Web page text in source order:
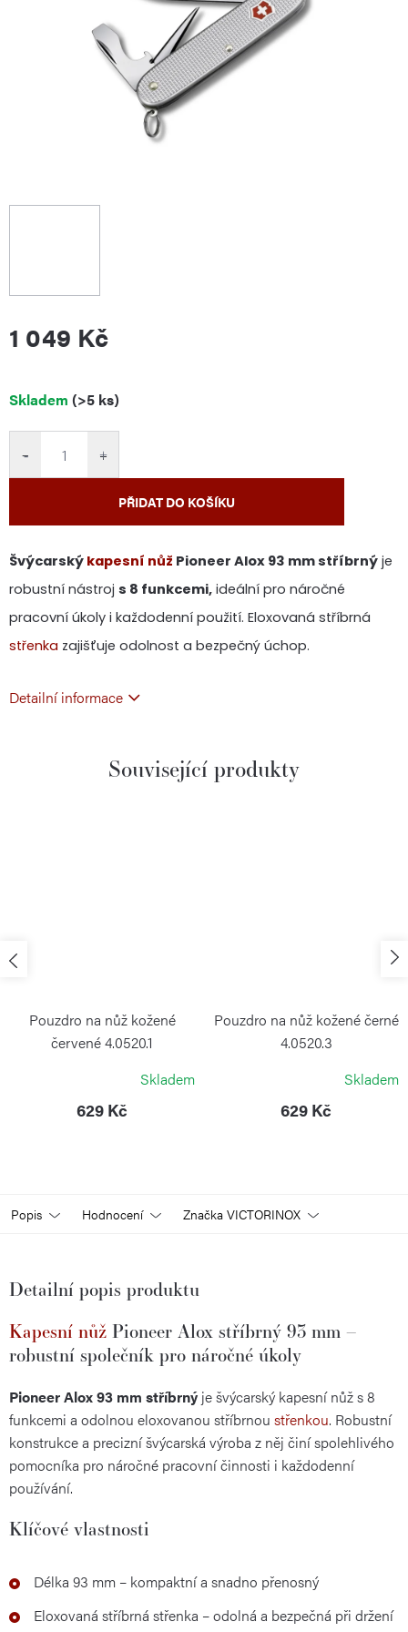
1 049 Kč
Měrná
Skladem (>5 ks)
+
−
PŘIDAT DO KOŠÍKU
Švýcarský kapesní nůž Pioneer Alox 93 mm stříbrný je
robustní nástroj s 8 funkcemi, ideální pro náročné
pracovní úkoly i každodenní použití. Eloxovaná stříbrná
střenka zajišťuje odolnost a bezpečný úchop.
Detailní informace
Související produkty
Pouzdro na nůž kožené
červené 4.0520.1
Skladem
629 Kč
Pouzdro na nůž kožené černé
4.0520.3
Skladem
629 Kč
Popis Hodnocení Značka VICTORINOX
Detailní popis produktu
Kapesní nůž Pioneer Alox stříbrný 93 mm –
robustní společník pro náročné úkoly
Pioneer Alox 93 mm stříbrný je švýcarský kapesní nůž s 8
funkcemi a odolnou eloxovanou stříbrnou střenkou. Robustní
konstrukce a precizní švýcarská výroba z něj činí spolehlivého
pomocníka pro náročné pracovní činnosti i každodenní
používání.
Klíčové vlastnosti
Délka 93 mm – kompaktní a snadno přenosný
Eloxovaná stříbrná střenka – odolná a bezpečná při držení